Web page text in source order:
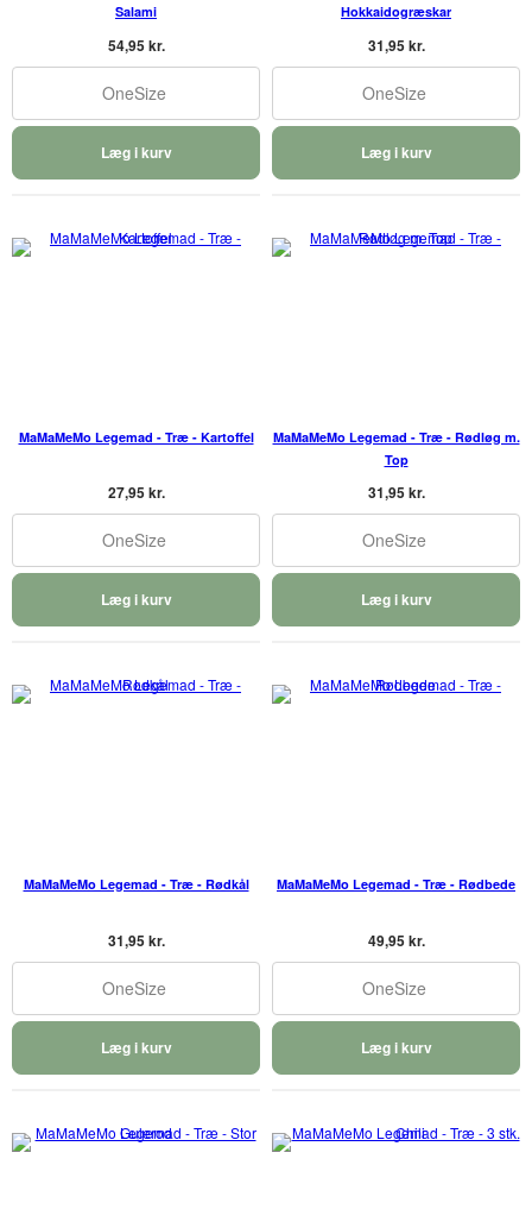
Salami
54,95 kr.
OneSize
Læg i kurv
Hokkaidogræskar
31,95 kr.
OneSize
Læg i kurv
MaMaMeMo Legemad - Træ - Kartoffel
27,95 kr.
OneSize
Læg i kurv
MaMaMeMo Legemad - Træ - Rødløg m.
Top
31,95 kr.
OneSize
Læg i kurv
MaMaMeMo Legemad - Træ - Rødkål
31,95 kr.
OneSize
Læg i kurv
MaMaMeMo Legemad - Træ - Rødbede
49,95 kr.
OneSize
Læg i kurv